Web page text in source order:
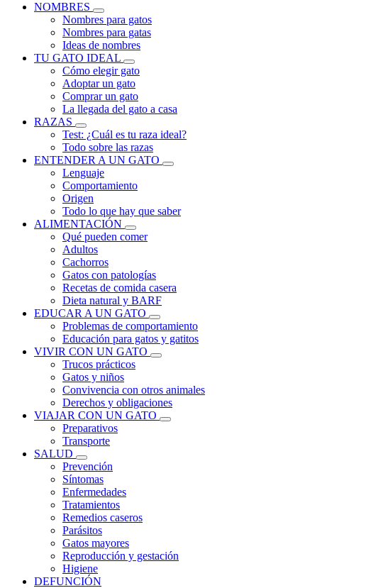
NOMBRES
Nombres para gatos
Nombres para gatas
Ideas de nombres
TU GATO IDEAL
Cómo elegir gato
Adoptar un gato
Comprar un gato
La llegada del gato a casa
RAZAS
Test: ¿Cuál es tu raza ideal?
Todo sobre las razas
ENTENDER A UN GATO
Lenguaje
Comportamiento
Origen
Todo lo que hay que saber
ALIMENTACIÓN
Qué pueden comer
Adultos
Cachorros
Gatos con patologías
Recetas de comida casera
Dieta natural y BARF
EDUCAR A UN GATO
Problemas de comportamiento
Educación para gatos y gatitos
VIVIR CON UN GATO
Trucos prácticos
Gatos y niños
Convivencia con otros animales
Derechos y obligaciones
VIAJAR CON UN GATO
Preparativos
Transporte
SALUD
Prevención
Síntomas
Enfermedades
Tratamientos
Remedios caseros
Parásitos
Gatos mayores
Reproducción y gestación
Higiene
DEFUNCIÓN